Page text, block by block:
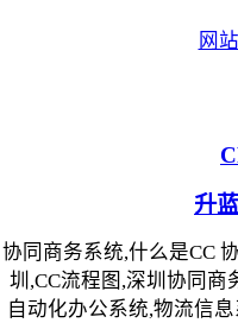
网
升
协同商务系统,什么是CC
圳,CC流程图,深圳协同商
自动化办公系统,物流信